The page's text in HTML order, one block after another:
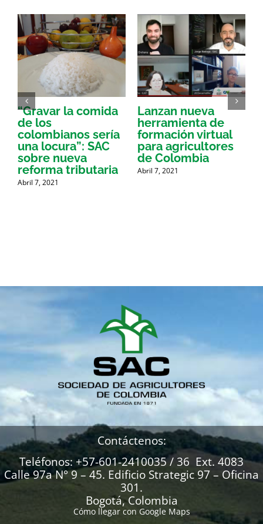
“Gravar la comida
de los
colombianos sería
una locura”: SAC
sobre nueva
reforma tributaria
Abril 7, 2021
Lanzan nueva
herramienta de
formación virtual
para agricultores
de Colombia
Abril 7, 2021
Contáctenos:
Teléfonos: +57-601-2410035 / 36 Ext. 4083
Calle 97a N° 9 – 45. Edificio Strategic 97 – Oficina
301.
Bogotá, Colombia
Cómo llegar con Google Maps